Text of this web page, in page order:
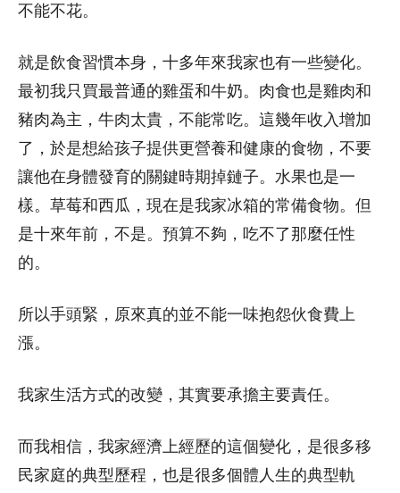
不能不花。
就是飲食習慣本身，十多年來我家也有一些變化。
最初我只買最普通的雞蛋和牛奶。肉食也是雞肉和
豬肉為主，牛肉太貴，不能常吃。這幾年收入增加
了，於是想給孩子提供更營養和健康的食物，不要
讓他在身體發育的關鍵時期掉鏈子。水果也是一
樣。草莓和西瓜，現在是我家冰箱的常備食物。但
是十來年前，不是。預算不夠，吃不了那麼任性
的。
所以手頭緊，原來真的並不能一味抱怨伙食費上
漲。
我家生活方式的改變，其實要承擔主要責任。
而我相信，我家經濟上經歷的這個變化，是很多移
民家庭的典型歷程，也是很多個體人生的典型軌